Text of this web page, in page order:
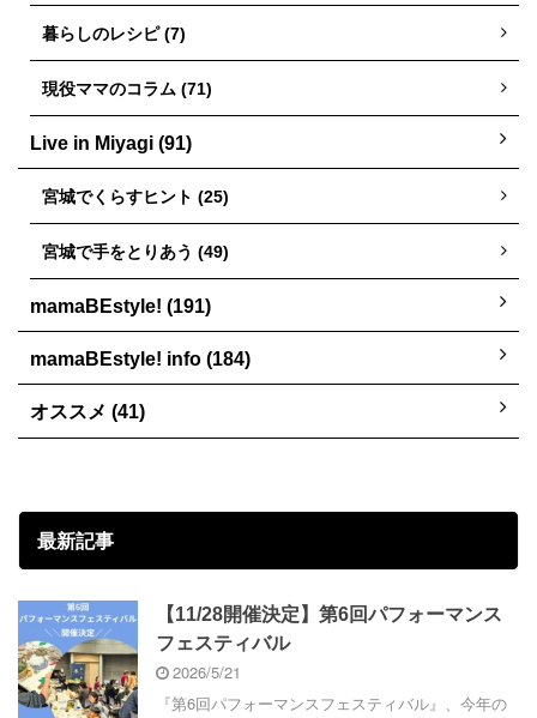
暮らしのレシピ (7)
現役ママのコラム (71)
Live in Miyagi (91)
宮城でくらすヒント (25)
宮城で手をとりあう (49)
mamaBEstyle! (191)
mamaBEstyle! info (184)
オススメ (41)
最新記事
【11/28開催決定】第6回パフォーマンス
フェスティバル
2026/5/21
『第6回パフォーマンスフェスティバル』、今年の